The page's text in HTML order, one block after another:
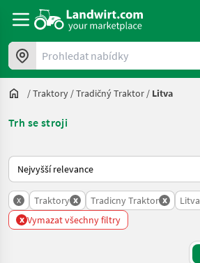
Prohledat nabídky
/Traktory /Tradičný Traktor / Litva
Trh se stroji
Takto se řadí nabídky na Landwirt.com
x Traktory x Tradicny Traktor x Litva
x Vymazat všechny filtry